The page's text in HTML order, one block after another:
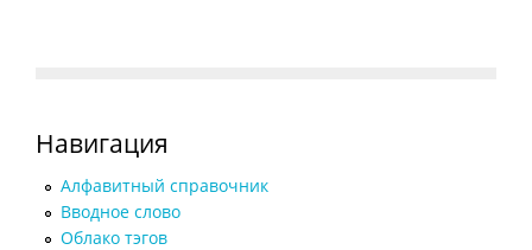
Навигация
Алфавитный справочник
Вводное слово
Облако тэгов